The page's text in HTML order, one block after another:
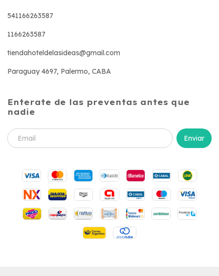
541166263587
1166263587
tiendahoteldelasideas@gmail.com
Paraguay 4697, Palermo, CABA
Enterate de las preventas antes que
nadie